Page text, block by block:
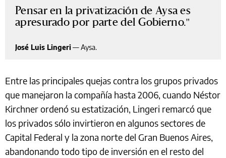
Pensar en la privatización de Aysa es
apresurado por parte del Gobierno.
José Luis Lingeri—Aysa.
Entre las principales quejas contra los grupos privados
que manejaron la compañía hasta 2006, cuando Néstor
Kirchner ordenó su estatización, Lingeri remarcó que
los privados sólo invirtieron en algunos sectores de
Capital Federal y la zona norte del Gran Buenos Aires,
abandonando todo tipo de inversión en el resto del